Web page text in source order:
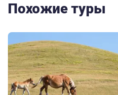
Похожие туры